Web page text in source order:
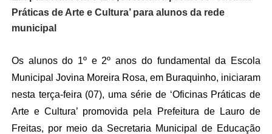
Práticas de Arte e Cultura’ para alunos da rede
municipal
Os alunos do 1º e 2º anos do fundamental da Escola
Municipal Jovina Moreira Rosa, em Buraquinho, iniciaram
nesta terça-feira (07), uma série de ‘Oficinas Práticas de
Arte e Cultura’ promovida pela Prefeitura de Lauro de
Freitas, por meio da Secretaria Municipal de Educação